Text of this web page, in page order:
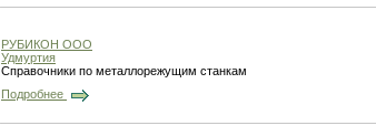
РУБИКОН ООО
Удмуртия
Справочники по металлорежущим станкам
Подробнее